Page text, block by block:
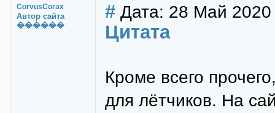
CorvusCorax
Автор сайта
������
# Дата: 28 Май 2020
Цитата
Кроме всего
для лётчиков. На